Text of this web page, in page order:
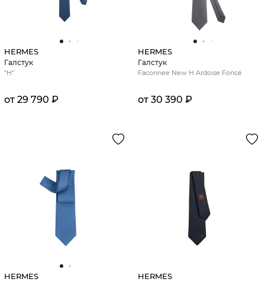
HERMES
Галстук
“H”
от 29 790 ₽
HERMES
Галстук
Faconnee New H Ardoise Foncé
от 30 390 ₽
HERMES HERMES